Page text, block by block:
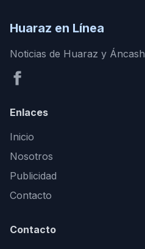
Huaraz en Línea
Noticias de Huaraz y Áncash
Enlaces
Inicio
Nosotros
Publicidad
Contacto
Contacto